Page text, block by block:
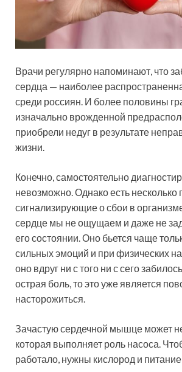
Врачи регулярно напоминают, что
сердца — наиболее
среди россиян. И более половины
изначально врожденной
приобрели недуг в результате
жизни.
Конечно, самостоятельно
невозможно. Однако есть несколько
сигнализирующие о сбои в
сердце мы не ощущаем и даже не
его состоянии. Оно бьется чаще
сильных эмоций и при физических
оно вдруг ни с того ни с сего
острая боль, то это уже является
насторожиться.
Зачастую сердечной мышце может
которая выполняет роль насоса.
работало, нужны кислород и